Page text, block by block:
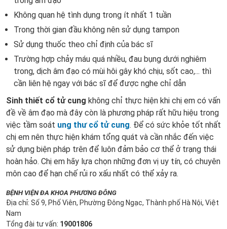
Không quan hệ tình dụng trong ít nhất 1 tuần
Trong thời gian đầu không nên sử dụng tampon
Sử dụng thuốc theo chỉ định của bác sĩ
Trường hợp chảy máu quá nhiều, đau bụng dưới nghiêm
trong, dịch âm đạo có mùi hôi gây khó chịu, sốt cao,... thì
cần liên hệ ngay với bác sĩ để được nghe chỉ dẫn
Sinh thiết cổ tử cung không chỉ thực hiện khi chị em có vấn
đề về âm đạo mà đây còn là phương pháp rất hữu hiệu trong
việc tầm soát ung thư cổ tử cung. Để có sức khỏe tốt nhất
chị em nên thực hiện khám tổng quát và cần nhắc đến việc
sử dụng biện pháp trên để luôn đảm bảo cơ thể ở trạng thái
hoàn hảo. Chị em hãy lựa chọn những đơn vị uy tín, có chuyên
môn cao để hạn chế rủi ro xấu nhất có thể xảy ra.
BỆNH VIỆN ĐA KHOA PHƯƠNG ĐÔNG
Địa chỉ: Số 9, Phố Viên, Phường Đông Ngạc, Thành phố Hà Nội, Việt
Nam
Tổng đài tư vấn: 19001806